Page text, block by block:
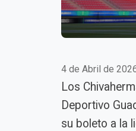
4 de Abril de
Los
Deportivo
su boleto a la